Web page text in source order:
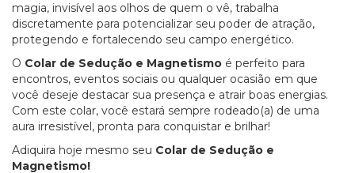
magia, invisível aos olhos de quem o vê, trabalha
discretamente para potencializar seu poder de atração,
protegendo e fortalecendo seu campo energético.
O Colar de Sedução e Magnetismo é perfeito para
encontros, eventos sociais ou qualquer ocasião em que
você deseje destacar sua presença e atrair boas energias.
Com este colar, você estará sempre rodeado(a) de uma
aura irresistível, pronta para conquistar e brilhar!
Adiquira hoje mesmo seu Colar de Sedução e
Magnetismo!